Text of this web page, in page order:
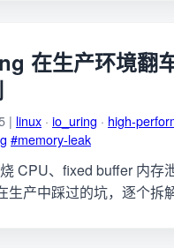
在生产环境翻
| linux · io_uring · high-
#memory-leak
CPU、fixed buffer 内
生产中踩过的坑，逐个拆解